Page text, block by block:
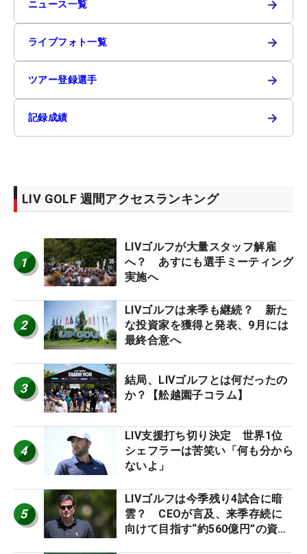
ニュース一覧 →
ライブフォト一覧 →
ツアー登録選手 →
記録成績 →
LIV GOLF 週間アクセスランキング
1
LIVゴルフが大量スタッフ解雇
へ？ あすにも選手ミーティング
実施へ
2
LIVゴルフは来季も継続？ 新た
な投資家を獲得と発表、9月には
最終合意へ
3
結局、LIVゴルフとは何だったの
か？【舩越園子コラム】
4
LIV支援打ち切り決定 世界1位
シェフラーは苦笑い「何も分から
ないよ」
5
LIVゴルフは今季残り4試合に暗
雲？ CEOが言及、来季存続に
向けて目指す“約560億円”の資金